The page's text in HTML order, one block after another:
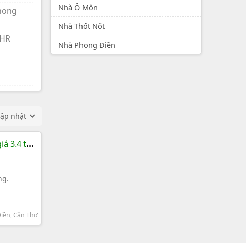
nhật
3.4 tỷ
Cần Thơ
Nhà Ô Môn
Nhà Thốt Nốt
Nhà Phong Điền